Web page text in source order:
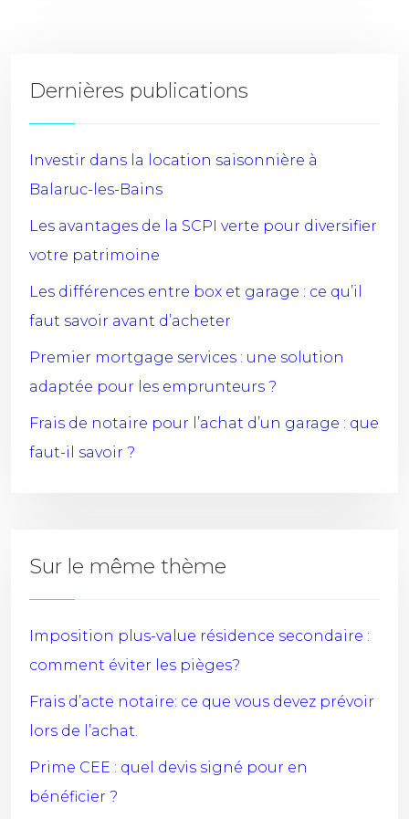
Dernières publications
Investir dans la location saisonnière à
Balaruc-les-Bains
Les avantages de la SCPI verte pour diversifier
votre patrimoine
Les différences entre box et garage : ce qu’il
faut savoir avant d’acheter
Premier mortgage services : une solution
adaptée pour les emprunteurs ?
Frais de notaire pour l’achat d’un garage : que
faut-il savoir ?
Sur le même thème
Imposition plus-value résidence secondaire :
comment éviter les pièges?
Frais d’acte notaire: ce que vous devez prévoir
lors de l’achat.
Prime CEE : quel devis signé pour en
bénéficier ?